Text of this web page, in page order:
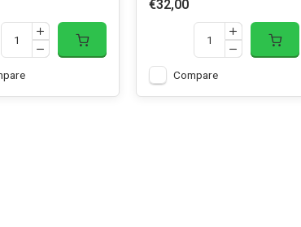
€32,00
Compare